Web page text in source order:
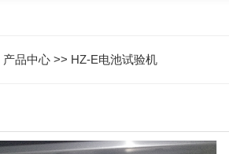
产品中心>> HZ-E电池试验机